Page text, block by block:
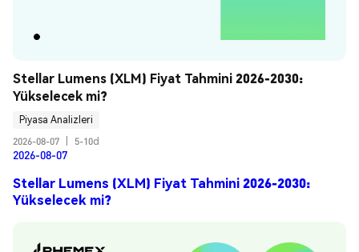
Stellar Lumens (XLM) Fiyat Tahmini 2026-2030:
Yükselecek mi?
Piyasa Analizleri
2026-08-07
5-10d
2026-08-07
Stellar Lumens (XLM) Fiyat Tahmini 2026-2030:
Yükselecek mi?